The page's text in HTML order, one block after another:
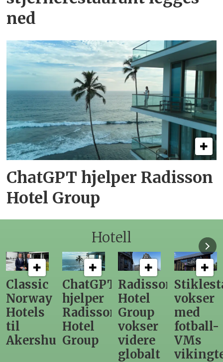
ned
ChatGPT hjelper Radisson
Hotel Group
Hotell
ChatGPT
hjelper
Radisson
Hotel
Group
Radisson
Hotel
Group
vokser
videre
Stiklestad
vokser
med
fotball-
VMs
vikingtematikk
Fra
direktør
til
nytt